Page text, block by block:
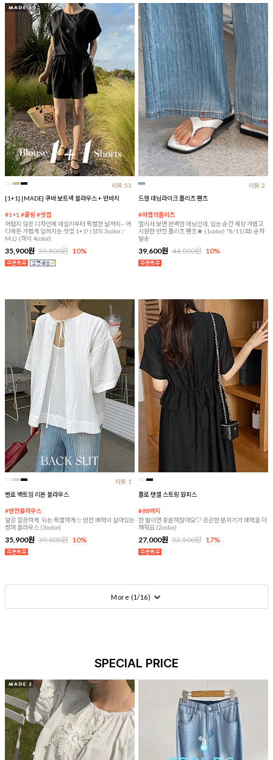
리뷰:53
[1+1] [MADE] 쿠바 보트넥 블라우스 + 반바지
#1+1 #쿨링 #셋업
어렵지 않은 디자인에 데일리부터 특별한 날까지~ 어
디에든 가볍게 입혀지는 셋업 1+1! (상의 3color /
M,L) (하의 4color)
35,900원 39,800원 10%
리뷰:2
드웬 데님라이크 플리츠 팬츠
#마법의플리츠
멀리서 보면 완벽한 데님인데, 입는 순간 세상 가볍고
시원한 반전 플리츠 팬츠★ (1color) *8/11(화) 순차
발송
39,600원 44,000원 10%
리뷰:1
벤로 백트임 리본 블라우스
#반전블라우스
앞은 깔끔하게, 뒤는 특별하게☆ 반전 매력이 살아있는
썸머 블라우스 (3color)
35,900원 39,800원 10%
플로 텐셀 스트링 원피스
#88까지
한 벌이면 충분하잖아요♡ 은은한 분위기가 매력을 더
해줘요 (2color)
27,000원 32,500원 17%
More (1/16)
SPECIAL PRICE